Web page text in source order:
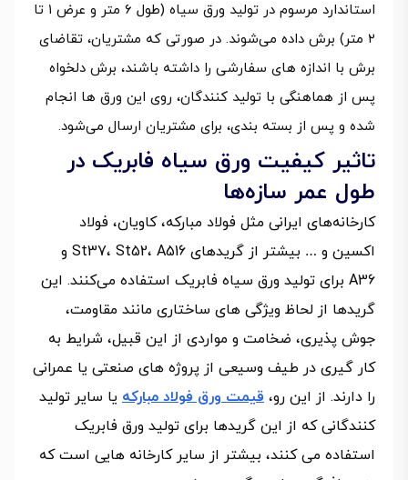
استاندارد مرسوم در تولید ورق سیاه (طول ۶ متر و عرض ۱ تا
۲ متر) برش داده می‌شوند. در صورتی که مشتریان، تقاضای
برش با اندازه های سفارشی را داشته باشند، برش دلخواه
پس از هماهنگی با تولید کنندگان، روی این ورق ها انجام
شده و پس از بسته بندی، برای مشتریان ارسال می‌شود.
تاثیر کیفیت ورق سیاه فابریک در
طول عمر سازه‌ها
کارخانه‌های ایرانی مثل فولاد مبارکه، کاویان، فولاد
اکسین و … بیشتر از گریدهای St37، St52، A516 و
A36 برای تولید ورق سیاه فابریک استفاده می‌کنند. این
گریدها از لحاظ ویژگی های ساختاری مانند مقاومت،
جوش پذیری، ضخامت و مواردی از این قبیل، شرایط به
کار گیری در طیف وسیعی از پروژه های صنعتی یا عمرانی
را دارند. از این رو، قیمت ورق فولاد مبارکه یا سایر تولید
کنندگانی که از این گریدها برای تولید ورق فابریک
استفاده می کنند، بیشتر از سایر کارخانه هایی است که